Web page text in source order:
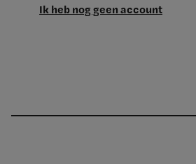
Ik heb nog geen account